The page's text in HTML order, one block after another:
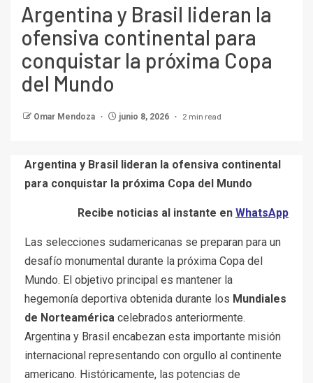
Argentina y Brasil lideran la
ofensiva continental para
conquistar la próxima Copa
del Mundo
Omar Mendoza junio 8, 2026 2 min read
Argentina y Brasil lideran la ofensiva continental
para conquistar la próxima Copa del Mundo
Recibe noticias al instante en WhatsApp
Las selecciones sudamericanas se preparan para un
desafío monumental durante la próxima Copa del
Mundo. El objetivo principal es mantener la
hegemonía deportiva obtenida durante los Mundiales
de Norteamérica celebrados anteriormente.
Argentina y Brasil encabezan esta importante misión
internacional representando con orgullo al continente
americano. Históricamente, las potencias de